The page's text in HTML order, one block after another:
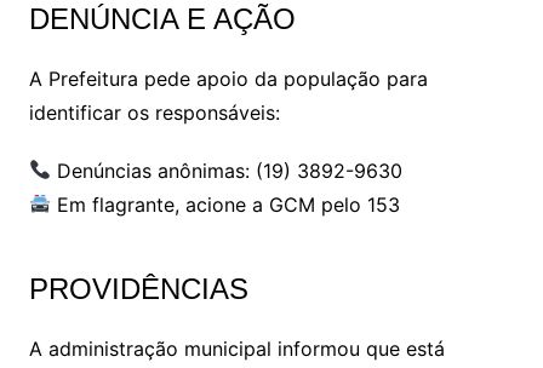
DENÚNCIA E AÇÃO
A Prefeitura pede apoio da população para
identificar os responsáveis:
Denúncias anônimas: (19) 3892-9630
Em flagrante, acione a GCM pelo 153
PROVIDÊNCIAS
A administração municipal informou que está